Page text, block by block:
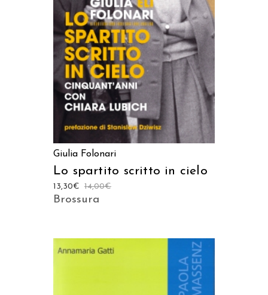
AGGIUNGI AL CARRELLO
Giulia Folonari
Lo spartito scritto in cielo
14,00€
13,30€
Brossura